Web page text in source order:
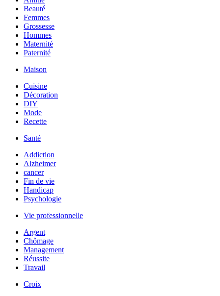
Beauté
Femmes
Grossesse
Hommes
Maternité
Paternité
Maison
Cuisine
Décoration
DIY
Mode
Recette
Santé
Addiction
Alzheimer
cancer
Fin de vie
Handicap
Psychologie
Vie professionnelle
Argent
Chômage
Management
Réussite
Travail
Croix